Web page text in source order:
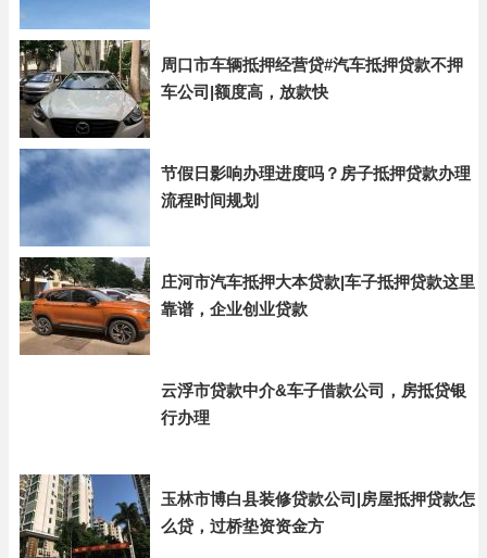
周口市车辆抵押经营贷#汽车抵押贷款不押
车公司|额度高，放款快
节假日影响办理进度吗？房子抵押贷款办理
流程时间规划
庄河市汽车抵押大本贷款|车子抵押贷款这里
靠谱，企业创业贷款
云浮市贷款中介&车子借款公司，房抵贷银
行办理
玉林市博白县装修贷款公司|房屋抵押贷款怎
么贷，过桥垫资资金方